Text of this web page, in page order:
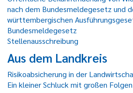
nach dem Bundesmeldegesetz und
württembergischen
Bundesmeldegesetz
Stellenausschreibung
Aus dem Landkreis
Risikoabsicherung in der
Ein kleiner Schluck mit großen Folgen